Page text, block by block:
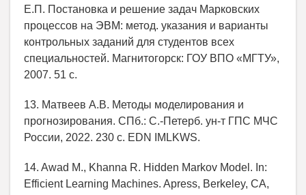
Е.П. Постановка и решение задач Марковских
процессов на ЭВМ: метод. указания и варианты
контрольных заданий для студентов всех
специальностей. Магнитогорск: ГОУ ВПО «МГТУ»,
2007. 51 с.
13. Матвеев А.В. Методы моделирования и
прогнозирования. СПб.: С.-Петерб. ун-т ГПС МЧС
России, 2022. 230 с. EDN IMLKWS.
14. Awad M., Khanna R. Hidden Markov Model. In:
Efficient Learning Machines. Apress, Berkeley, CA,